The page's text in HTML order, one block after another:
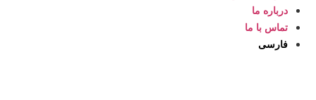
درباره ما
تماس با ما
فارسی